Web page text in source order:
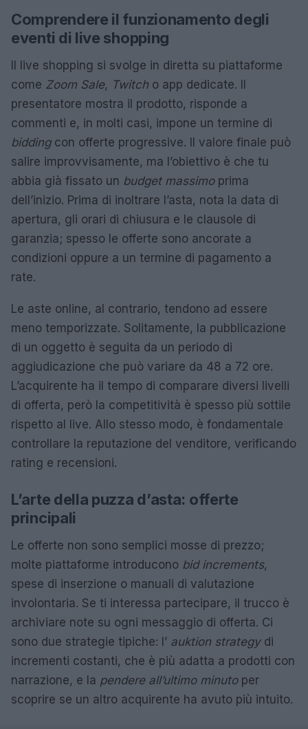
Comprendere il funzionamento degli
eventi di live shopping
Il live shopping si svolge in diretta su piattaforme
come Zoom Sale, Twitch o app dedicate. Il
presentatore mostra il prodotto, risponde a
commenti e, in molti casi, impone un termine di
biddingcon offerte progressive. Il valore finale può
salire improvvisamente, ma l’obiettivo è che tu
abbia già fissato un budget massimoprima
dell’inizio. Prima di inoltrare l’asta, nota la data di
apertura, gli orari di chiusura e le clausole di
garanzia; spesso le offerte sono ancorate a
condizioni oppure a un termine di pagamento a
rate.
Le aste online, al contrario, tendono ad essere
meno temporizzate. Solitamente, la pubblicazione
di un oggetto è seguita da un periodo di
aggiudicazione che può variare da 48 a 72 ore.
L’acquirente ha il tempo di comparare diversi livelli
di offerta, però la competitività è spesso più sottile
rispetto al live. Allo stesso modo, è fondamentale
controllare la reputazione del venditore, verificando
rating e recensioni.
L’arte della puzza d’asta: offerte
principali
Le offerte non sono semplici mosse di prezzo;
molte piattaforme introducono bid increments,
spese di inserzione o manuali di valutazione
involontaria. Se ti interessa partecipare, il trucco è
archiviare note su ogni messaggio di offerta. Ci
sono due strategie tipiche: l’ auktion strategydi
incrementi costanti, che è più adatta a prodotti con
narrazione, e la pendere all’ultimo minutoper
scoprire se un altro acquirente ha avuto più intuito.